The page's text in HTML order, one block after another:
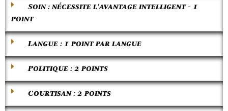
Soin : nécessite l'avantage intelligent - 1
point
Langue : 1 point par langue
Politique : 2 points
Courtisan : 2 points